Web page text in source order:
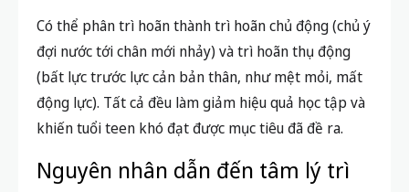
Có thể phân trì hoãn thành trì hoãn chủ động (chủ ý
đợi nước tới chân mới nhảy) và trì hoãn thụ động
(bất lực trước lực cản bản thân, như mệt mỏi, mất
động lực). Tất cả đều làm giảm hiệu quả học tập và
khiến tuổi teen khó đạt được mục tiêu đã đề ra.
Nguyên nhân dẫn đến tâm lý trì